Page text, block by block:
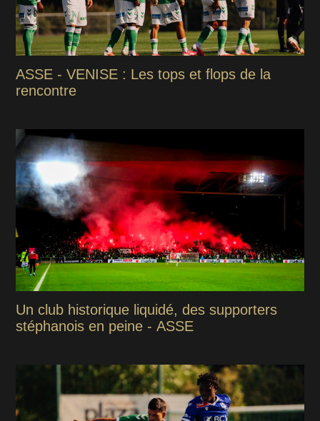
ASSE - VENISE : Les tops et flops de la
rencontre
Un club historique liquidé, des supporters
stéphanois en peine - ASSE